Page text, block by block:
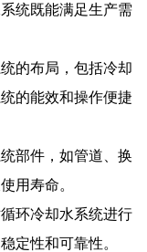
统既能满足生产需
的布局，包括冷却
的能效和操作便捷
部件，如管道、换
用寿命。
环冷却水系统进行
定性和可靠性。